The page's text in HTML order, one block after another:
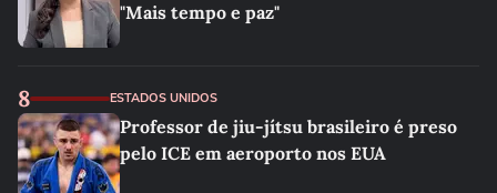
"Mais tempo e paz"
8 ESTADOS UNIDOS
Professor de jiu-jítsu brasileiro é preso
pelo ICE em aeroporto nos EUA